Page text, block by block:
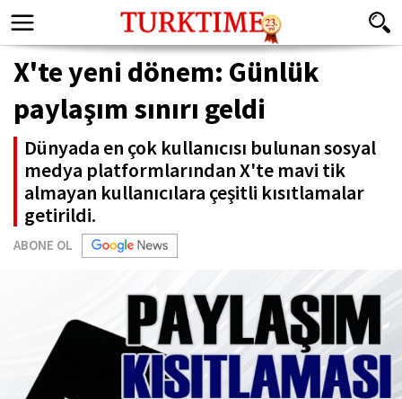
X'te yeni dönem: Günlük
paylaşım sınırı geldi
Dünyada en çok kullanıcısı bulunan sosyal
medya platformlarından X'te mavi tik
almayan kullanıcılara çeşitli kısıtlamalar
getirildi.
ABONE OL